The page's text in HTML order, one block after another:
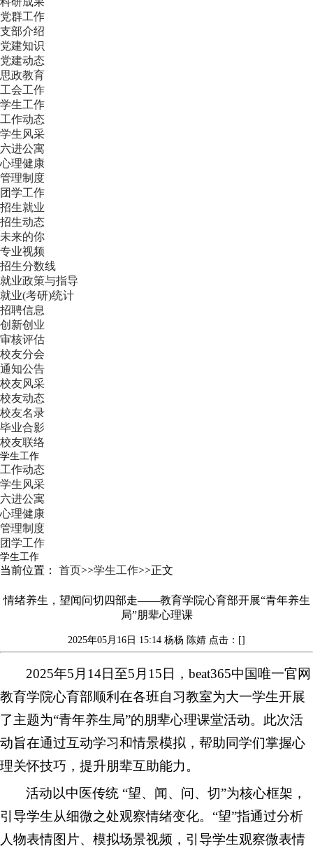
党群工作
支部介绍
党建知识
党建动态
思政教育
工会工作
学生工作
工作动态
学生风采
六进公寓
心理健康
管理制度
团学工作
招生就业
招生动态
未来的你
专业视频
招生分数线
就业政策与指导
就业(考研)统计
招聘信息
创新创业
审核评估
校友分会
通知公告
校友风采
校友动态
校友名录
毕业合影
校友联络
学生工作
工作动态
学生风采
六进公寓
心理健康
管理制度
团学工作
学生工作
当前位置： 首页>>学生工作>>正文
情绪养生，望闻问切四部走——教育学院心育部开展“青年养生
局”朋辈心理课
2025年05月16日 15:14 杨杨 陈婧 点击：[]
2025年5月14日至5月15日，beat365中国唯一官网
教育学院心育部顺利在各班自习教室为大一学生开展
了主题为“青年养生局”的朋辈心理课堂活动。此次活
动旨在通过互动学习和情景模拟，帮助同学们掌握心
理关怀技巧，提升朋辈互助能力。
活动以中医传统 “望、闻、问、切”为核心框架，
引导学生从细微之处观察情绪变化。“望”指通过分析
人物表情图片、模拟场景视频，引导学生观察微表情